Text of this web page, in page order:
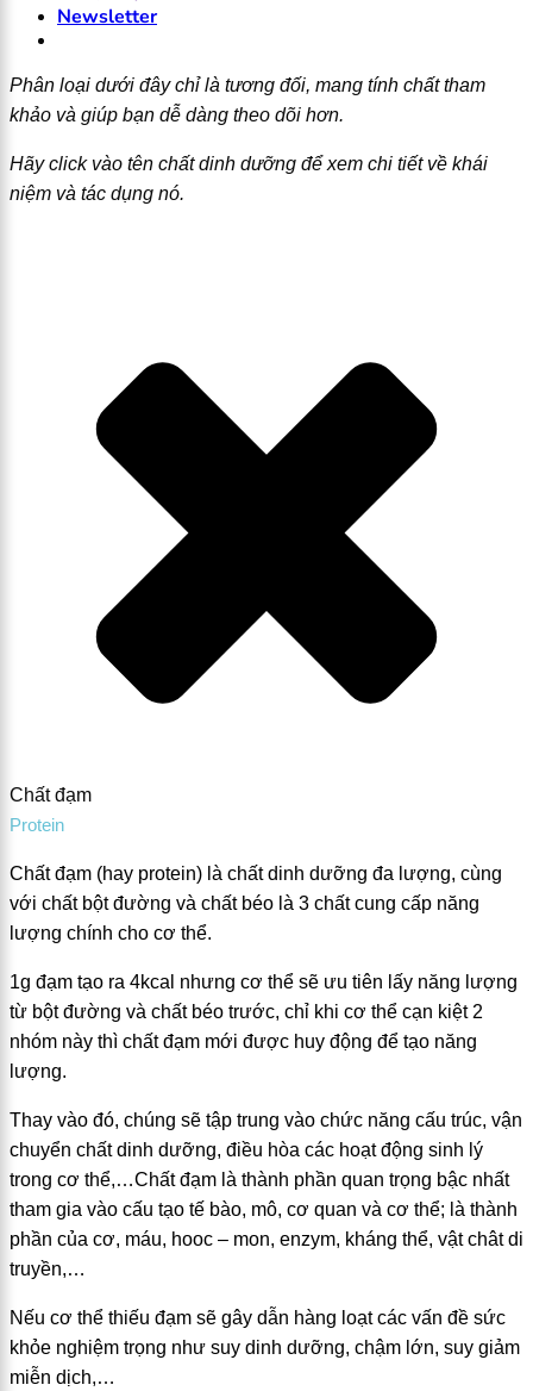
Newsletter
Phân loại dưới đây chỉ là tương đối, mang tính chất tham
khảo và giúp bạn dễ dàng theo dõi hơn.
Hãy click vào tên chất dinh dưỡng để xem chi tiết về khái
niệm và tác dụng nó.
Chất đạm
Protein
Chất đạm (hay protein) là chất dinh dưỡng đa lượng, cùng
với chất bột đường và chất béo là 3 chất cung cấp năng
lượng chính cho cơ thể.
1g đạm tạo ra 4kcal nhưng cơ thể sẽ ưu tiên lấy năng lượng
từ bột đường và chất béo trước, chỉ khi cơ thể cạn kiệt 2
nhóm này thì chất đạm mới được huy động để tạo năng
lượng.
Thay vào đó, chúng sẽ tập trung vào chức năng cấu trúc, vận
chuyển chất dinh dưỡng, điều hòa các hoạt động sinh lý
trong cơ thể,…Chất đạm là thành phần quan trọng bậc nhất
tham gia vào cấu tạo tế bào, mô, cơ quan và cơ thể; là thành
phần của cơ, máu, hooc – mon, enzym, kháng thể, vật chât di
truyền,…
Nếu cơ thể thiếu đạm sẽ gây dẫn hàng loạt các vấn đề sức
khỏe nghiệm trọng như suy dinh dưỡng, chậm lớn, suy giảm
miễn dịch,…